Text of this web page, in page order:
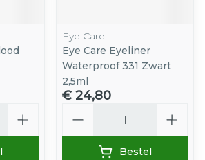
Eye Care
Eye Care Eyeliner
Waterproof 331 Zwart
2,5ml
€ 24,80
Bestel